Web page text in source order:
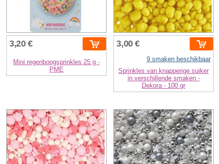
3,20 €
Mini regenboogsprinkles 25 g -
PME
3,00 €
9 smaken beschikbaar
Sprinkles van knapperige suiker
in verschillende smaken -
Dekora - 100 gr